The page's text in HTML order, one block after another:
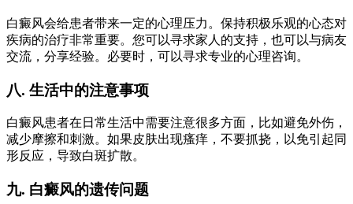
白癜风会给患者带来一定的心理压力。保持积极乐观的心态对
疾病的治疗非常重要。您可以寻求家人的支持，也可以与病友
交流，分享经验。必要时，可以寻求专业的心理咨询。
八. 生活中的注意事项
白癜风患者在日常生活中需要注意很多方面，比如避免外伤，
减少摩擦和刺激。如果皮肤出现瘙痒，不要抓挠，以免引起同
形反应，导致白斑扩散。
九. 白癜风的遗传问题